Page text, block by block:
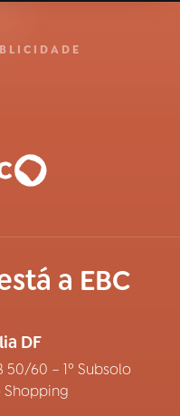
a EBC
DF
50/60 – 1º Subsolo
Shopping